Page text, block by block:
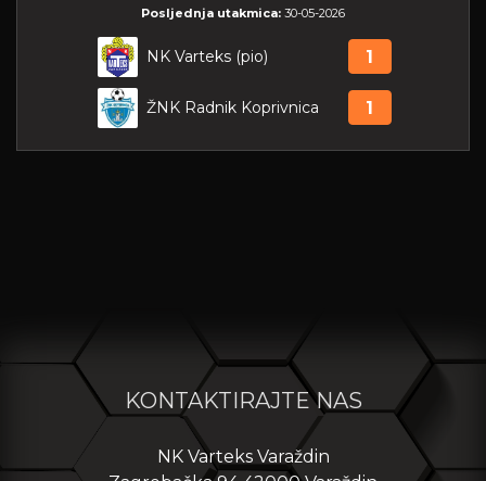
Posljednja utakmica: 30-05-2026
NK Varteks (pio) 1
ŽNK Radnik Koprivnica 1
KONTAKTIRAJTE NAS
NK Varteks Varaždin